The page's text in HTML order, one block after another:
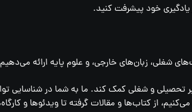
خود پیشرفت کنید.
شغلی، زبان‌های خارجی، و علوم پایه ارائه
تحصیلی و شغلی کمک کند. ما به شما در شناسایی
از کتاب‌ها و مقالات گرفته تا ویدئوها و